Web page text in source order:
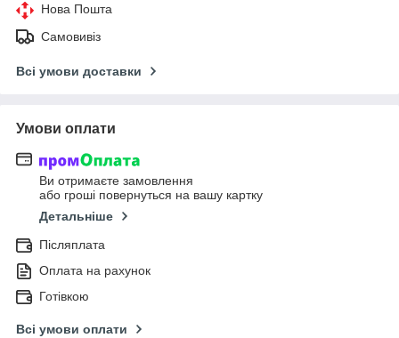
Нова Пошта
Самовивіз
Всі умови доставки
Умови оплати
Ви отримаєте замовлення
або гроші повернуться на вашу картку
Детальніше
Післяплата
Оплата на рахунок
Готівкою
Всі умови оплати